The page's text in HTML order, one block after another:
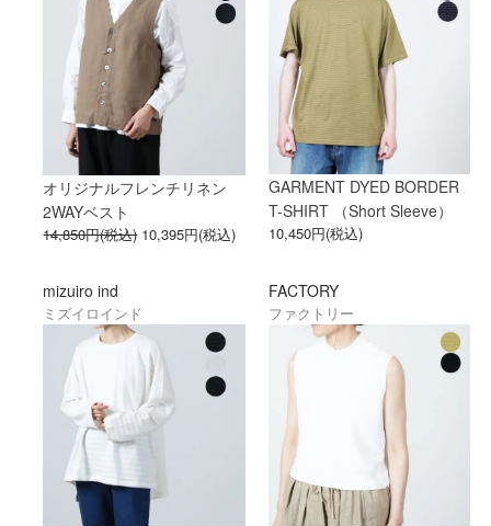
オリジナルフレンチリネン
2WAYベスト
14,850円(税込) 10,395円(税込)
GARMENT DYED BORDER
T-SHIRT （Short Sleeve）
10,450円(税込)
mizuiro ind
ミズイロインド
FACTORY
ファクトリー